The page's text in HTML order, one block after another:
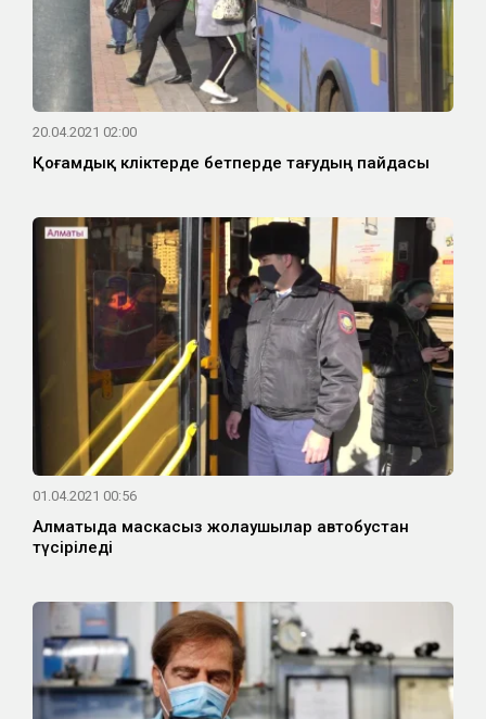
20.04.2021 02:00
Қоғамдық көліктерде бетперде тағудың пайдасы
01.04.2021 00:56
Алматыда маскасыз жолаушылар автобустан
түсіріледі